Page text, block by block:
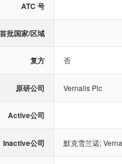
ATC 号
首批国家/区域
复方 否
原研公司 Vernalis Plc
Active公司
Inactive公司 默克雪兰诺;